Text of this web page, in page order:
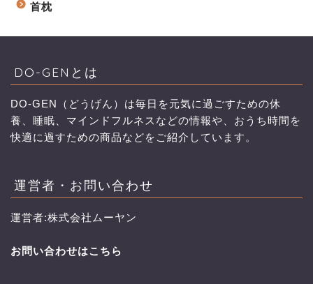
首枕
DO-GENとは
DO-GEN（どうげん）は毎日を元気に過ごすための休
養、睡眠、マインドフルネスなどの情報や、おうち時間を
快適に過すための商品などをご紹介しています。
運営者・お問い合わせ
運営者:株式会社ムーヤン
お問い合わせはこちら